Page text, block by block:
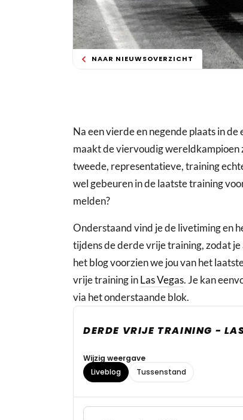
NAAR NIEUWSOVERZICHT
Na een vierde en negende plaats in
maakt de viervoudig wereldkampioen
tweede, representatieve, training
wel gebeuren in de laatste training
melden?
Onderstaand vind je de livetiming en
tijdens de derde vrije training, zodat
het blog voorzien we jou van het
vrije training inLas Vegas. Je kan
via het onderstaande blok.
DERDE VRIJE TRAINING -
Wijzig weergave
Liveblog
Tussenstand